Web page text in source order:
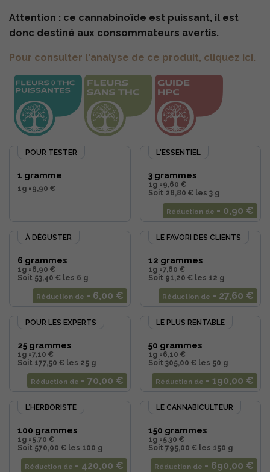
Attention : ce cannabinoïde est puissant, il est
donc destiné aux consommateurs avertis.
Pour consulter l'analyse de ce produit, cliquez ici.
1 gramme
POUR TESTER
1g =9,90 €
Réduction de - 0,90 €
3 grammes
L'ESSENTIEL
1g =9,60 €
Soit 28,80 € les 3 g
Réduction de - 6,00 €
6 grammes
À DÉGUSTER
1g =8,90 €
Soit 53,40 € les 6 g
Réduction de - 27,60 €
12 grammes
LE FAVORI DES CLIENTS
1g =7,60 €
Soit 91,20 € les 12 g
Réduction de - 70,00 €
25 grammes
POUR LES EXPERTS
1g =7,10 €
Soit 177,50 € les 25 g
Réduction de - 190,00 €
50 grammes
LE PLUS RENTABLE
1g =6,10 €
Soit 305,00 € les 50 g
Réduction de - 420,00 €
100 grammes
L’HERBORISTE
1g =5,70 €
Soit 570,00 € les 100 g
Réduction de - 690,00 €
150 grammes
LE CANNABICULTEUR
1g =5,30 €
Soit 795,00 € les 150 g